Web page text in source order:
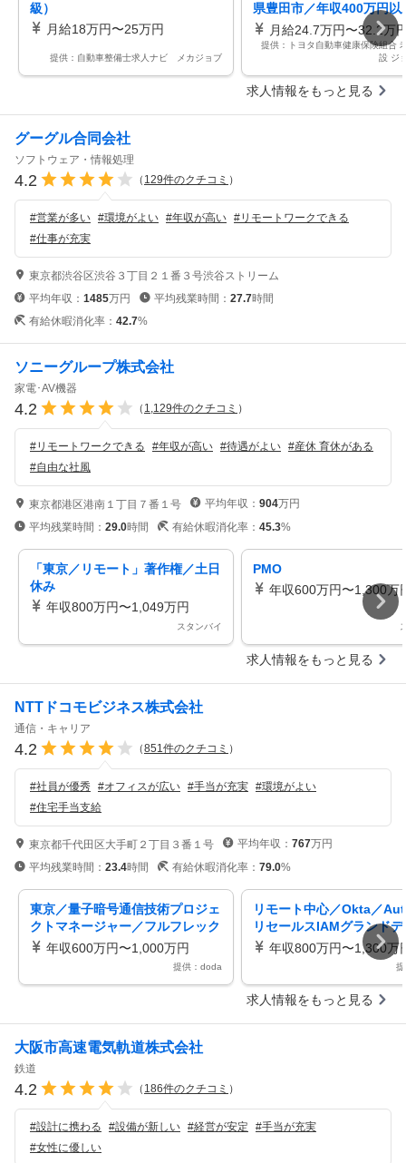
級）
月給18万円〜25万円
提供：自動車整備士求人ナビ メカジョブ
県豊田市／年収400万円以
賞与あり／休日123日以上
月給24.7万円〜32.2万
提供：トヨタ自動車健康保険組合
設 ジ
求人情報をもっと見る
グーグル合同会社
ソフトウェア・情報処理
4.2 （ 129件のクチコミ ）
#営業が多い #環境がよい #年収が高い #リモートワークできる
#仕事が充実
東京都渋谷区渋谷３丁目２１番３号渋谷ストリーム
平均年収： 1485万円 平均残業時間： 27.7時間
有給休暇消化率： 42.7%
ソニーグループ株式会社
家電･AV機器
4.2 （ 1,129件のクチコミ ）
#リモートワークできる #年収が高い #待遇がよい #産休 育休がある
#自由な社風
東京都港区港南１丁目７番１号 平均年収： 904万円
平均残業時間： 29.0時間 有給休暇消化率： 45.3%
「東京／リモート」著作権／土日
休み
年収800万円〜1,049万円
スタンバイ
PMO
年収600万円〜1,300万
求人情報をもっと見る
NTTドコモビジネス株式会社
通信・キャリア
4.2 （851件のクチコミ ）
#社員が優秀 #オフィスが広い #手当が充実 #環境がよい
#住宅手当支給
東京都千代田区大手町２丁目３番１号 平均年収： 767万円
平均残業時間： 23.4時間 有給休暇消化率： 79.0%
東京／量子暗号通信技術プロジェ
クトマネージャー／フルフレック
ス／柔軟な働き方
年収600万円〜1,000万円
提供：doda
リモート中心／Okta／
リセールスIAMグランド
を描く提案リードフレッ
年収800万円〜1,300万
求人情報をもっと見る
大阪市高速電気軌道株式会社
鉄道
4.2 （ 186件のクチコミ ）
#設計に携わる #設備が新しい #経営が安定 #手当が充実
#女性に優しい